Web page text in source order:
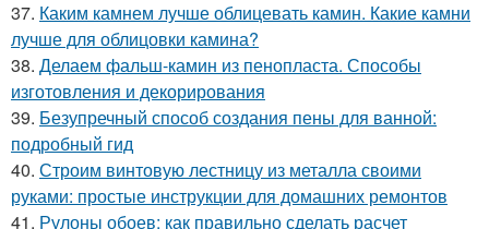
37. Каким камнем лучше облицевать камин. Какие камни
лучше для облицовки камина?
38. Делаем фальш-камин из пенопласта. Способы
изготовления и декорирования
39. Безупречный способ создания пены для ванной:
подробный гид
40. Строим винтовую лестницу из металла своими
руками: простые инструкции для домашних ремонтов
41. Рулоны обоев: как правильно сделать расчет